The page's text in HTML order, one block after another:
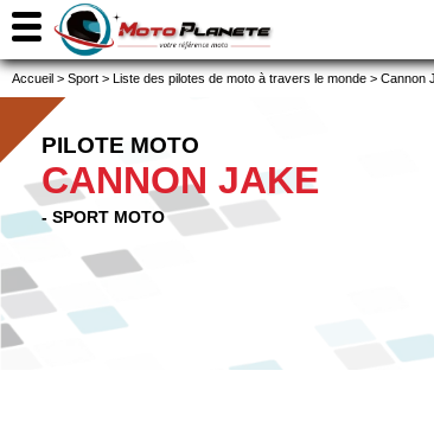
Accueil > Sport > Liste des pilotes de moto à travers le monde > Cannon
PILOTE MOTO
CANNON JAKE
- SPORT MOTO